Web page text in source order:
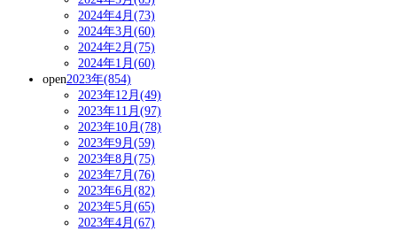
2024年4月(73)
2024年3月(60)
2024年2月(75)
2024年1月(60)
open2023年(854)
2023年12月(49)
2023年11月(97)
2023年10月(78)
2023年9月(59)
2023年8月(75)
2023年7月(76)
2023年6月(82)
2023年5月(65)
2023年4月(67)